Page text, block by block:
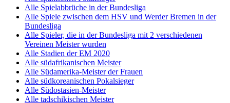
Alle Spielabbrüche in der Bundesliga
Alle Spiele zwischen dem HSV und Werder Bremen in der
Bundesliga
Alle Spieler, die in der Bundesliga mit 2 verschiedenen
Vereinen Meister wurden
Alle Stadien der EM 2020
Alle südafrikanischen Meister
Alle Südamerika-Meister der Frauen
Alle südkoreanischen Pokalsieger
Alle Südostasien-Meister
Alle tadschikischen Meister